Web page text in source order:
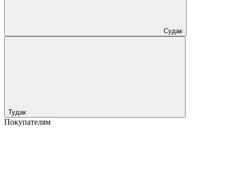
Судак
Тудак
Покупателям